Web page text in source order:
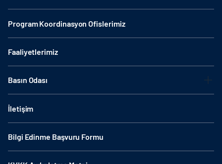
Program Koordinasyon Ofislerimiz
Faaliyetlerimiz
Basın Odası
İletişim
Bilgi Edinme Başvuru Formu